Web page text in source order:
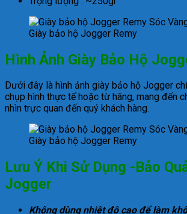
Giày bảo hộ Jogger Remy
Hình Ảnh Giày Bảo Hộ
Dưới đây là hình ảnh giày bảo hộ Jogger
chụp hình thực tế hoặc từ hãng, mang đến
nhìn trực quan đến quý khách hàng.
Giày bảo hộ Jogger Remy
Lưu Ý Khi Sử Dụng -Bảo
Jogger
Không dùng nhiệt độ cao để làm